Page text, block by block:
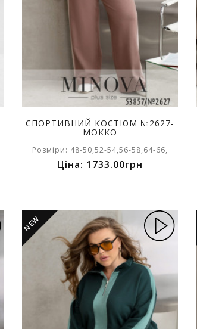
СПОРТИВНИЙ КОСТЮМ №2627-
МОККО
Розміри: 48-50,52-54,56-58,64-66,
Ціна: 1733.00грн
NEW